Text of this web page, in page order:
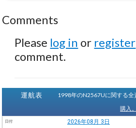
Comments
Please log in or register
comment.
運航表 1998年のN2567Uに関する
購入
日付 2026年08月 3日